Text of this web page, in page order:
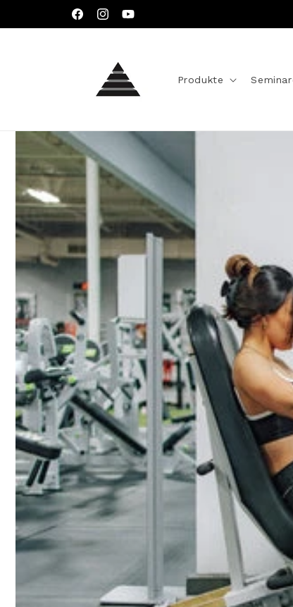
Inhalt
FacebookInstagramYouTube
Produkte